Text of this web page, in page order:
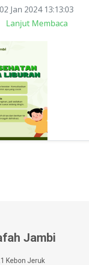
02 Jan 2024 13:13:03
Lanjut Membaca
Jambi
Kebon Jeruk